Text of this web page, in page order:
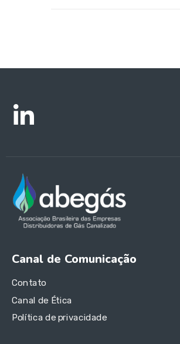
Canal de Comunicação
Contato
Canal de Ética
Política de privacidade